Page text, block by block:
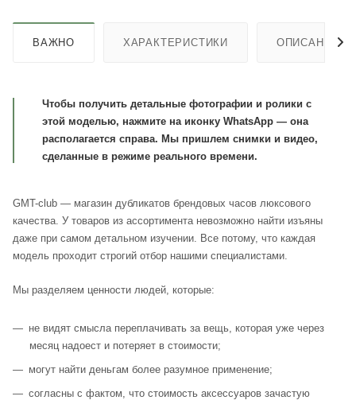
ВАЖНО ХАРАКТЕРИСТИКИ ОПИСАНИЕ
Чтобы получить детальные фотографии и ролики с
этой моделью, нажмите на иконку WhatsApp — она
располагается справа. Мы пришлем снимки и видео,
сделанные в режиме реального времени.
GMT-club — магазин дубликатов брендовых часов люксового
качества. У товаров из ассортимента невозможно найти изъяны
даже при самом детальном изучении. Все потому, что каждая
модель проходит строгий отбор нашими специалистами.
Мы разделяем ценности людей, которые:
не видят смысла переплачивать за вещь, которая уже через
месяц надоест и потеряет в стоимости;
могут найти деньгам более разумное применение;
согласны с фактом, что стоимость аксессуаров зачастую